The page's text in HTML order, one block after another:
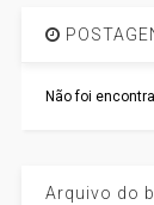
Não foi
Arquivo do